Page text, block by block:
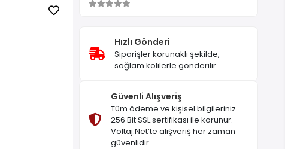
Hızlı Gönderi
Siparişler korunaklı şekilde,
sağlam kolilerle gönderilir.
Güvenli Alışveriş
Tüm ödeme ve kişisel bilgileriniz
256 Bit SSL sertifikası ile korunur.
Voltaj.Net’te alışveriş her zaman
güvenlidir.